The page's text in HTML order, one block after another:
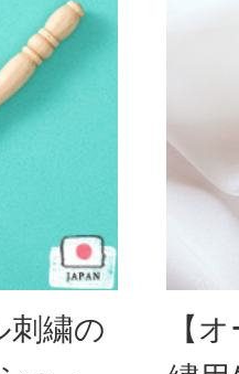
刺繍の
【